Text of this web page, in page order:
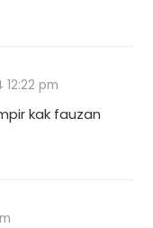
12:22 pm
kak fauzan